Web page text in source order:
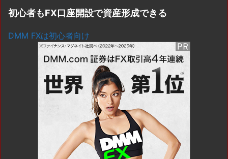
初心者もFX口座開設で資産形成できる
DMM FXは初心者向け